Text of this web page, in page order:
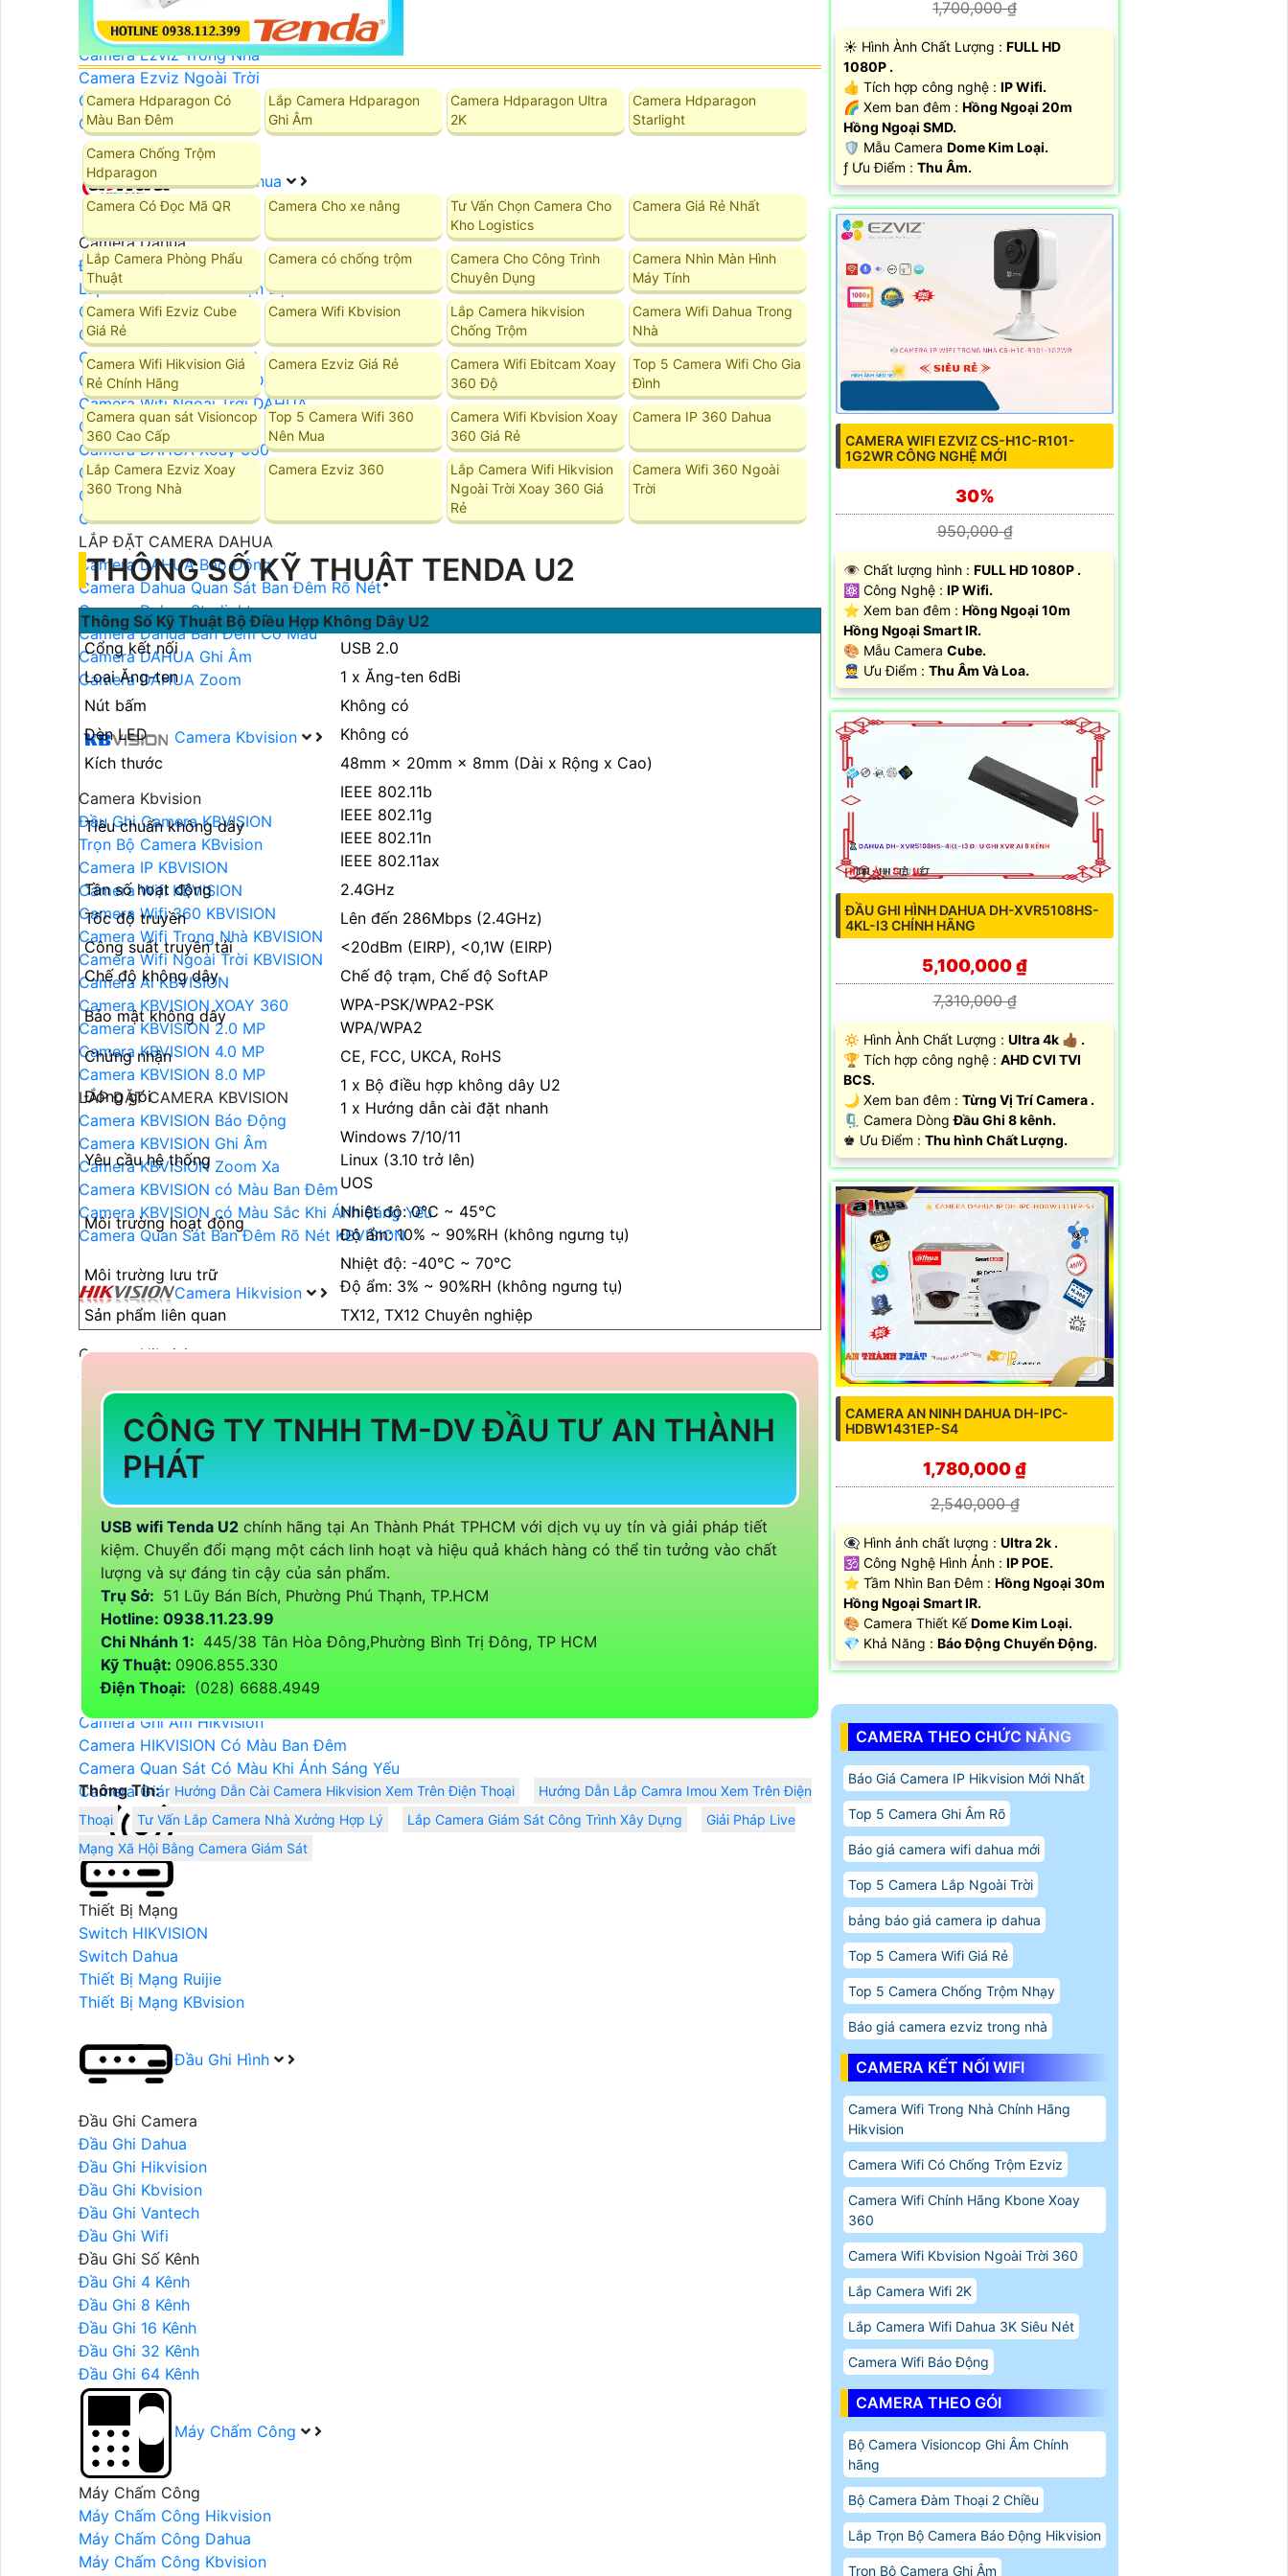
Camera Ezviz
Camera Ezviz Trong Nhà
Camera Ezviz Ngoài Trời
Camera Ezviz Góc Rộng
Camera Ezviz Xoay 360
Camera Dahua
Camera Dahua
Đầu Ghi Hình DAHUA
Lắp Camera DAHUA Trọn Bộ
Camera IP DAHUA
Camera Wifi DAHUA
Camera Wifi 360 DAHUA
Camera Wifi Trong Nhà DAHUA
Camera Wifi Ngoài Trời DAHUA
Camera DAHUA AI
Camera DAHUA Xoay 360
Camera DAHUA 2MP
Camera DAHUA 4MP
Camera DAHUA 8MP
LẮP ĐẶT CAMERA DAHUA
Camera DAHUA Báo Động
Camera Dahua Quan Sát Ban Đêm Rõ Nét
Camera Dahua Starlight
Camera Dahua Ban Đêm Có Màu
Camera DAHUA Ghi Âm
Camera DAHUA Zoom
Camera Kbvision
Camera Kbvision
Đầu Ghi Camera KBVISION
Trọn Bộ Camera KBvision
Camera IP KBVISION
Camera Wifi KBVISION
Camera Wifi 360 KBVISION
Camera Wifi Trong Nhà KBVISION
Camera Wifi Ngoài Trời KBVISION
Camera Ai KBVISION
Camera KBVISION XOAY 360
Camera KBVISION 2.0 MP
Camera KBVISION 4.0 MP
Camera KBVISION 8.0 MP
LẮP ĐẶT CAMERA KBVISION
Camera KBVISION Báo Động
Camera KBVISION Ghi Âm
Camera KBVISION Zoom Xa
Camera KBVISION có Màu Ban Đêm
Camera KBVISION có Màu Sắc Khi Ánh Sáng Yếu
Camera Quan Sát Ban Đêm Rõ Nét KBVISION
Camera Hikvision
Camera Hikvision
Lắp Camera Trọn Bộ HIKVISION
Camera HIKVISION Ai
Camera Wifi HIKVISION
Camera Wifi 360 HIKVISION
Camera Wifi Trong Nhà HIKVISION
Camera Wifi Ngoài Trời HIKVISION
Camera IP HIKVISION
Camera HIKVISION Xoay 360
Camera ZOOM Sắc Nét HIKVISION
Camera HIKVISION 2MP
Camera HIKVISION 4MP
Camera HIKVISION 8MP
LẮP ĐẶT CAMERA HIKVISION
Camera HIKVISION Báo Động
Camera Ghi Âm Hikvision
Camera HIKVISION Có Màu Ban Đêm
Camera Quan Sát Có Màu Khi Ánh Sáng Yếu
Camera Giám Sát Ban Đêm Hikvision
Thiết Bị Mạng
Thiết Bị Mạng
Switch HIKVISION
Switch Dahua
Thiết Bị Mạng Ruijie
Thiết Bị Mạng KBvision
Đầu Ghi Hình
Đầu Ghi Camera
Đầu Ghi Dahua
Đầu Ghi Hikvision
Đầu Ghi Kbvision
Đầu Ghi Vantech
Đầu Ghi Wifi
Đầu Ghi Số Kênh
Đầu Ghi 4 Kênh
Đầu Ghi 8 Kênh
Đầu Ghi 16 Kênh
Đầu Ghi 32 Kênh
Đầu Ghi 64 Kênh
Máy Chấm Công
Máy Chấm Công
Máy Chấm Công Hikvision
Máy Chấm Công Dahua
Máy Chấm Công Kbvision
Camera Hdparagon Có
Màu Ban Đêm
Lắp Camera Hdparagon
Ghi Âm
Camera Hdparagon Ultra
2K
Camera Hdparagon
Starlight
Camera Chống Trộm
Hdparagon
Camera Có Đọc Mã QR Camera Cho xe nâng
Tư Vấn Chọn Camera Cho
Kho Logistics
Camera Giá Rẻ Nhất
Lắp Camera Phòng Phẩu
Thuật
Camera có chống trộm
Camera Cho Công Trình
Chuyên Dụng
Camera Nhìn Màn Hình
Máy Tính
Camera Wifi Ezviz Cube
Giá Rẻ
Camera Wifi Kbvision
Lắp Camera hikvision
Chống Trộm
Camera Wifi Dahua Trong
Nhà
Camera Wifi Hikvision Giá
Rẻ Chính Hãng
Camera Ezviz Giá Rẻ
Camera Wifi Ebitcam Xoay
360 Độ
Top 5 Camera Wifi Cho Gia
Đình
Camera quan sát Visioncop
360 Cao Cấp
Top 5 Camera Wifi 360
Nên Mua
Camera Wifi Kbvision Xoay
360 Giá Rẻ
Camera IP 360 Dahua
Lắp Camera Ezviz Xoay
360 Trong Nhà
Camera Ezviz 360
Lắp Camera Wifi Hikvision
Ngoài Trời Xoay 360 Giá
Rẻ
Camera Wifi 360 Ngoài
Trời
THÔNG SỐ KỸ THUẬT TENDA U2
Thông Số Kỹ Thuật Bộ Điều Hợp Không Dây U2
Cổng kết nối
USB 2.0
Loại Ăng-ten
1 x Ăng-ten 6dBi
Nút bấm
Không có
Đèn LED
Không có
Kích thước
48mm × 20mm × 8mm (Dài x Rộng x Cao)
Tiêu chuẩn không dây
IEEE 802.11b
IEEE 802.11g
IEEE 802.11n
IEEE 802.11ax
Tần số hoạt động
2.4GHz
Tốc độ truyền
Lên đến 286Mbps (2.4GHz)
Công suất truyền tải
<20dBm (EIRP), <0,1W (EIRP)
Chế độ không dây
Chế độ trạm, Chế độ SoftAP
Bảo mật không dây
WPA-PSK/WPA2-PSK
WPA/WPA2
Chứng nhận
CE, FCC, UKCA, RoHS
Đóng gói
1 x Bộ điều hợp không dây U2
1 x Hướng dẫn cài đặt nhanh
Yêu cầu hệ thống
Windows 7/10/11
Linux (3.10 trở lên)
UOS
Môi trường hoạt động
Nhiệt độ: 0℃ ~ 45℃
Độ ẩm: 10% ~ 90%RH (không ngưng tụ)
Môi trường lưu trữ
Nhiệt độ: -40℃ ~ 70℃
Độ ẩm: 3% ~ 90%RH (không ngưng tụ)
Sản phẩm liên quan
TX12, TX12 Chuyên nghiệp
CÔNG TY TNHH TM-DV ĐẦU TƯ AN THÀNH
PHÁT
USB wifi Tenda U2 chính hãng tại An Thành Phát TPHCM với dịch vụ uy tín và giải pháp tiết
kiệm. Chuyển đổi mạng một cách linh hoạt và hiệu quả khách hàng có thể tin tưởng vào chất
lượng và sự đáng tin cậy của sản phẩm.
Trụ Sở: 51 Lũy Bán Bích, Phường Phú Thạnh, TP.HCM
Hotline: 0938.11.23.99
Chi Nhánh 1: 445/38 Tân Hòa Đông,Phường Bình Trị Đông, TP HCM
Kỹ Thuật: 0906.855.330
Điện Thoại: (028) 6688.4949
Thông Tin: Hướng Dẫn Cài Camera Hikvision Xem Trên Điện Thoại
Hướng Dẫn Lắp Camra Imou Xem Trên Điện
Thoại
Tư Vấn Lắp Camera Nhà Xưởng Hợp Lý Lắp Camera Giám Sát Công Trình Xây Dựng
Giải Pháp Live
Mạng Xã Hội Bằng Camera Giám Sát
1,700,000 ₫
☀️ Hình Ành Chất Lượng : FULL HD
1080P .
👍 Tích hợp công nghệ : IP Wifi.
🌈 Xem ban đêm : Hồng Ngoại 20m
Hồng Ngoại SMD.
🛡 Mẫu Camera Dome Kim Loại.
️ƒ Ưu Điểm : Thu Âm.
CAMERA WIFI EZVIZ CS-H1C-R101-
1G2WR CÔNG NGHỆ MỚI
30%
950,000 ₫
👁 Chất lượng hình : FULL HD 1080P .
⚛️ Công Nghệ : IP Wifi.
⭐ Xem ban đêm : Hồng Ngoại 10m
Hồng Ngoại Smart IR.
🎨 Mẫu Camera Cube.
️👮 Ưu Điểm : Thu Âm Và Loa.
ĐẦU GHI HÌNH DAHUA DH-XVR5108HS-
4KL-I3 CHÍNH HÃNG
5,100,000 ₫
7,310,000 ₫
🔅 Hình Ành Chất Lượng : Ultra 4k 👍🏾 .
🏆 Tích hợp công nghệ : AHD CVI TVI
BCS.
🌙 Xem ban đêm : Từng Vị Trí Camera .
🗜️ Camera DòngĐầu Ghi 8 kênh.
️♚ Ưu Điểm : Thu hình Chất Lượng.
CAMERA AN NINH DAHUA DH-IPC-
HDBW1431EP-S4
1,780,000 ₫
2,540,000 ₫
👁️‍🗨 Hình ảnh chất lượng : Ultra 2k .
🕉️ Công Nghệ Hình Ảnh : IP POE.
⭐ Tầm Nhìn Ban Đêm : Hồng Ngoại 30m
Hồng Ngoại Smart IR.
🎨 Camera Thiết KếDome Kim Loại.
️💎 Khả Năng : Báo Động Chuyển Động.
CAMERA THEO CHỨC NĂNG
Báo Giá Camera IP Hikvision Mới Nhất
Top 5 Camera Ghi Âm Rõ
Báo giá camera wifi dahua mới
Top 5 Camera Lắp Ngoài Trời
bảng báo giá camera ip dahua
Top 5 Camera Wifi Giá Rẻ
Top 5 Camera Chống Trộm Nhạy
Báo giá camera ezviz trong nhà
CAMERA KẾT NỐI WIFI
Camera Wifi Trong Nhà Chính Hãng
Hikvision
Camera Wifi Có Chống Trộm Ezviz
Camera Wifi Chính Hãng Kbone Xoay
360
Camera Wifi Kbvision Ngoài Trời 360
Lắp Camera Wifi 2K
Lắp Camera Wifi Dahua 3K Siêu Nét
Camera Wifi Báo Động
CAMERA THEO GÓI
Bộ Camera Visioncop Ghi Âm Chính
hãng
Bộ Camera Đàm Thoại 2 Chiều
Lắp Trọn Bộ Camera Báo Động Hikvision
Trọn Bộ Camera Ghi Âm